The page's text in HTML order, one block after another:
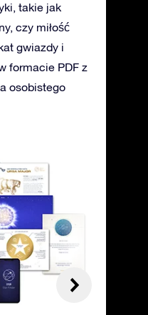
takie jak
czy miłość
gwiazdy i
formacie PDF z
osobistego